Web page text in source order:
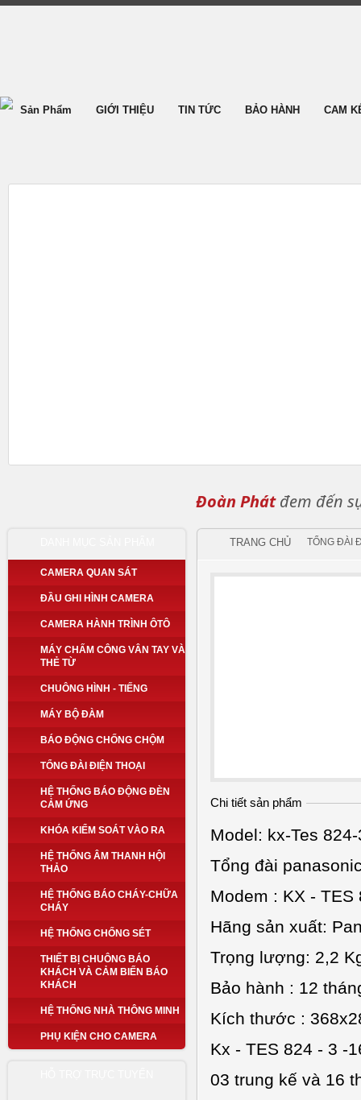
Sản Phẩm GIỚI THIỆU TIN TỨC BẢO HÀNH CAM
Đoàn Phátđem đến
CAMERA QUAN SÁT
ĐẦU GHI HÌNH CAMERA
CAMERA HÀNH TRÌNH ÔTÔ
MÁY CHẤM CÔNG VÂN TAY VÀ
THẺ TỪ
CHUÔNG HÌNH - TIẾNG
MÁY BỘ ĐÀM
BÁO ĐỘNG CHỐNG CHỘM
TỔNG ĐÀI ĐIỆN THOẠI
HỆ THỐNG BÁO ĐỘNG ĐÈN
CẢM ỨNG
KHÓA KIỂM SOÁT VÀO RA
HỆ THỐNG ÂM THANH HỘI
THẢO
HỆ THỐNG BÁO CHÁY-CHỮA
CHÁY
HỆ THỐNG CHỐNG SÉT
THIẾT BỊ CHUÔNG BÁO
KHÁCH VÀ CẢM BIẾN BÁO
KHÁCH
HỆ THỐNG NHÀ THÔNG MINH
PHỤ KIỆN CHO CAMERA
TRANG CHỦ TỔNG ĐÀI
Chi tiết sản phẩm
Model: kx-Tes
Tổng đài
Modem : KX - TES
Hãng sản xuất:
Trọng lượng: 2,2
Bảo hành : 12
Kích thước :
Kx - TES 824 - 3 -
03 trung kế và 16